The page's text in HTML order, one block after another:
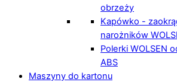
obrzeży
Kapówko -
narożników
Polerki WOLSEN
ABS
Maszyny do kartonu